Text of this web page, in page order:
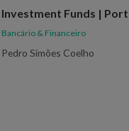
Investment Funds |
Bancário & Financeiro
Pedro Simões Coelho